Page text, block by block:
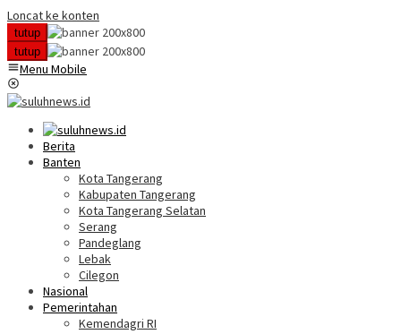
Loncat ke konten
tutup
tutup
Menu Mobile
Berita
Banten
Kota Tangerang
Kabupaten Tangerang
Kota Tangerang Selatan
Serang
Pandeglang
Lebak
Cilegon
Nasional
Pemerintahan
Kemendagri RI